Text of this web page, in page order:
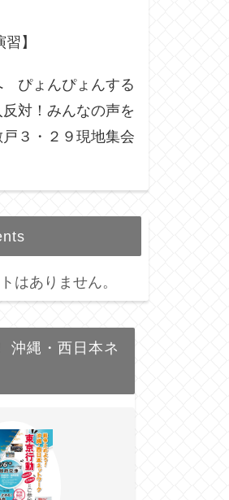
】
ぴょんぴょんする
対！みんなの声を
３・２９現地集会
はありません。
沖縄・西日本ネ